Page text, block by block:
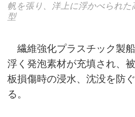
帆を張り、洋上に浮かべられ
型
繊維強化プラスチック製
浮く発泡素材が充填され、
板損傷時の浸水、沈没を防
る。